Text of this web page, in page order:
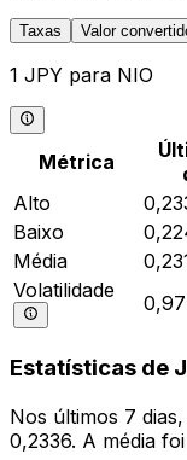
Taxas Valor
1 JPY para NIO
Métrica
Alto
Baixo
Média
Volatilidade
Estatísticas de
Nos últimos 7
0,2336. A média